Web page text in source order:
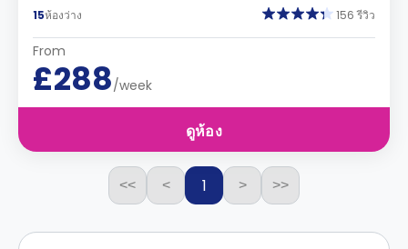
15ห้องว่าง 156 รีวิว
From
£288/week
ดูห้อง
<< < 1 > >>